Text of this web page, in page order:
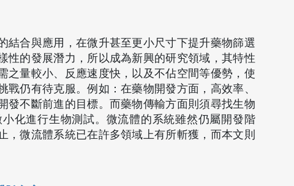
合與應用，在微升甚至更小尺寸下提升藥物篩選
性的發展潛力，所以成為新興的研究領域，其特性
之量較小、反應速度快，以及不佔空間等優勢，使
仍有待克服。例如：在藥物開發方面，高效率、
發不斷前進的目標。而藥物傳輸方面則須尋找生物
化進行生物測試。微流體的系統雖然仍屬開發階
微流體系統已在許多領域上有所斬獲，而本文則